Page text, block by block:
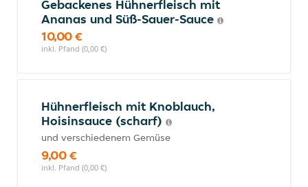
Gebackenes Hühnerfleisch mit
Ananas und Süß-Sauer-Sauce
10,00 €
inkl. Pfand (0,00 €)
Hühnerfleisch mit Knoblauch,
Hoisinsauce (scharf)
und verschiedenem Gemüse
9,00 €
inkl. Pfand (0,00 €)